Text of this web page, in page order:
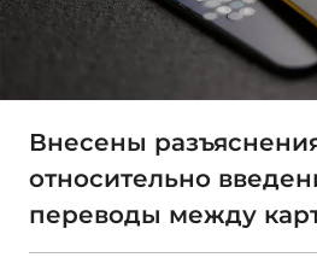
Внесены
относительно
переводы между